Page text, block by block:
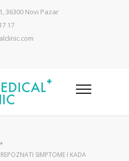
36300 Novi Pazar
17
SIMPTOME I KADA